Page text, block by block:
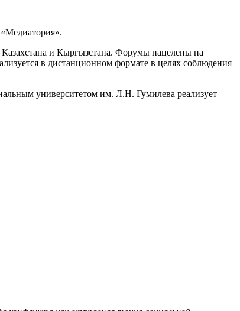
Казахстана и Кыргызстана. Форумы нацелены на
в дистанционном формате в целях соблюдения
университетом им. Л.Н. Гумилева реализует